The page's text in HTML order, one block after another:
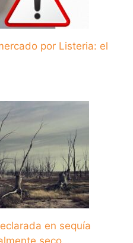
por Listeria: el
en sequía
seco…